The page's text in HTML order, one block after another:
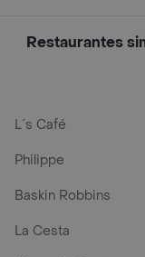
Restaurantes
L´s Café
Philippe
Baskin Robbins
La Cesta